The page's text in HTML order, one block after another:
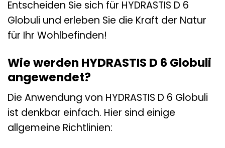
Entscheiden Sie sich für HYDRASTIS D 6
Globuli und erleben Sie die Kraft der Natur
für Ihr Wohlbefinden!
Wie werden HYDRASTIS D 6 Globuli
angewendet?
Die Anwendung von HYDRASTIS D 6 Globuli
ist denkbar einfach. Hier sind einige
allgemeine Richtlinien: